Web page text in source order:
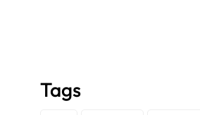
Tags